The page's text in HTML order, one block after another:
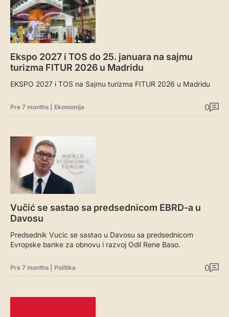
Ekspo 2027 i TOS do 25. januara na sajmu
turizma FITUR 2026 u Madridu
EKSPO 2027 i TOS na Sajmu turizma FITUR 2026 u Madridu
Pre 7 months Ekonomija 0
Vučić se sastao sa predsednicom EBRD-a u
Davosu
Predsednik Vucic se sastao u Davosu sa predsednicom
Evropske banke za obnovu i razvoj Odil Rene Baso.
Pre 7 months Politika 0